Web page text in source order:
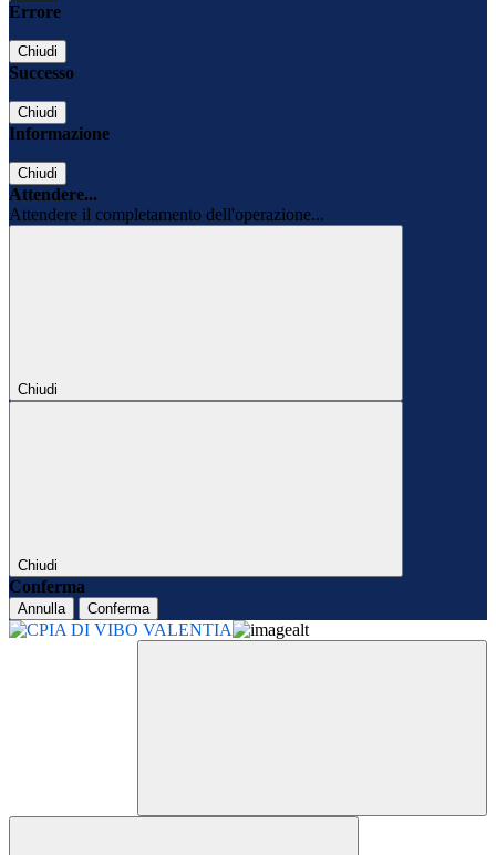
Errore
Chiudi
Successo
Chiudi
Informazione
Chiudi
Attendere...
Attendere il completamento dell'operazione...
Chiudi
Chiudi
Conferma
Annulla Conferma